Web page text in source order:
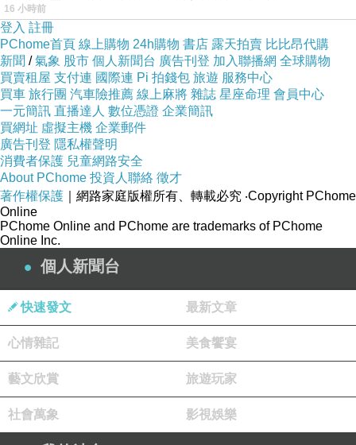
往哪擺？豈不是在「姑息囂張的台獨勢力」？
郭智輝不要以為自己一人擔任經濟部長不會連累
整個集團企業！
中共為了對付郭一人，將你整個集團上千名員工
拿來威脅你，都做得出來！
賴清德、卓榮泰是否認真思考過中共會如何對付
台灣的經長？是否有意藉機測試中共當局的反
應？難道賴卓天真以為這樣能夠交換到中共對台
的「善意」？
國安系統是否評估過讓這樣的人擔任經濟部長，
國安風險有多高？
假如中共用比查稅富士康更強的力道來修理崇越
集團，郭智輝還有沒有風骨拒絕中共的威脅？
16 小時前
登入 註冊
PChome首頁 線上購物 24h購物 書店 露天拍賣 比比昂代購
新聞 /氣象 股市 個人新聞台 廣告刊登 加入聯播網 全球購物
買賣租屋 支付連 國際連 Pi 拍錢包 旅遊 服務中心
買車 旅行團 汽車險推薦 線上麻將 雜誌 星座命理 會員中心
一元簡訊 直播達人 數位憑證 企業簡訊
買網址 虛擬主機 企業郵件
廣告刊登 隱私權聲明
消費者保護 兒童網路安全
About PChome 投資人聯絡 徵才
著作權保護 ｜網路家庭版權所有、轉載必究 ‧Copyright PChome
Online
PChome Online and PChome are trademarks of PChome
Online Inc.
個人新聞台
快速發文 最新文章
心情雜記 美食饗宴
藝文欣賞 旅遊玩家
社會萬象 影視娛樂